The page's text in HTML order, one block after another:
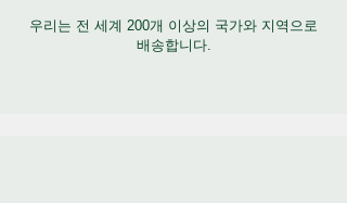
우리는 전 세계 200개 이상의 국가와 지역으로
배송합니다.